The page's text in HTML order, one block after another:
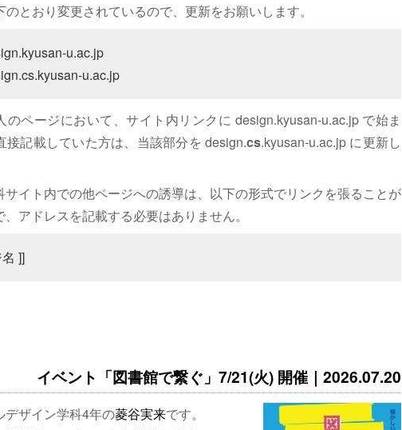
のとおり変更されているので、更新をお願いします。
u.ac.jp
u.ac.jp
のページにおいて、サイト内リンクに design.kyusan-u.ac.jp で始ま
接記載していた方は、当該部分を design.cs.kyusan-u.ac.jp に更新し
サイト内での他ページへの誘導は、以下の形式でリンクを張ることが
アドレスを記載する必要はありません。
]]
イベント「図書館で繋ぐ」7/21(火) 開催｜2026.07.20
デザイン学科4年の菱谷実来です。